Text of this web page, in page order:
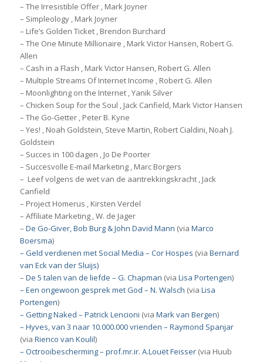
– The Irresistible Offer , Mark Joyner
– Simpleology , Mark Joyner
– Life’s Golden Ticket , Brendon Burchard
– The One Minute Millionaire , Mark Victor Hansen, Robert G.
Allen
– Cash in a Flash , Mark Victor Hansen, Robert G. Allen
– Multiple Streams Of Internet Income , Robert G. Allen
– Moonlighting on the Internet , Yanik Silver
– Chicken Soup for the Soul , Jack Canfield, Mark Victor Hansen
– The Go-Getter , Peter B. Kyne
– Yes! , Noah Goldstein, Steve Martin, Robert Cialdini, Noah J.
Goldstein
– Succes in 100 dagen , Jo De Poorter
– Succesvolle E-mail Marketing , Marc Borgers
– Leef volgens de wet van de aantrekkingskracht , Jack
Canfield
– Project Homerus , Kirsten Verdel
– Affiliate Marketing , W. de Jager
– De Go-Giver, Bob Burg & John David Mann (via Marco
Boersma)
– Geld verdienen met Social Media – Cor Hospes (via Bernard
van Eck van der Sluijs)
– De 5 talen van de liefde – G. Chapman (via Lisa Portengen)
– Een ongewoon gesprek met God – N. Walsch (via Lisa
Portengen)
– Getting Naked – Patrick Lencioni (via Mark van Bergen)
– Hyves, van 3 naar 10.000.000 vrienden – Raymond Spanjar
(via Rienco van Koulil)
– Octrooibescherming– prof.mr.ir. A.Louët Feisser(via Huub